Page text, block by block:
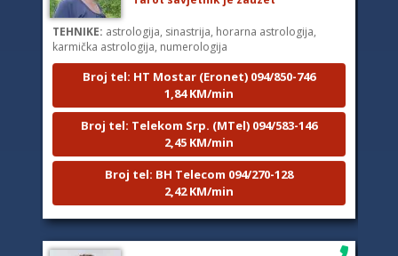
TEHNIKE:astrologija, sinastrija, horarna astrologija,
karmička astrologija, numerologija
Broj tel: HT Mostar (Eronet) 094/850-746
1,84 KM/min
Broj tel: Telekom Srp. (MTel) 094/583-146
2,45 KM/min
Broj tel: BH Telecom 094/270-128
2,42 KM/min